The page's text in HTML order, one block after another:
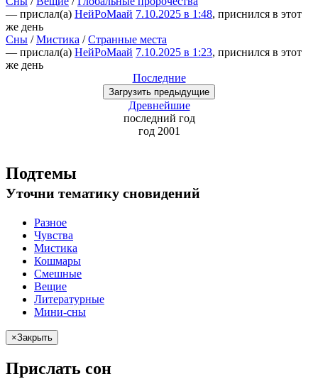
— прислал(а) НейРоМаай 7.10.2025 в 1:48, приснился в этот
же день
Сны /Мистика /Странные места
— прислал(а) НейРоМаай 7.10.2025 в 1:23, приснился в этот
же день
Последние
Загрузить предыдущие
Древнейшие
последний год
год 2001
Подтемы
Уточни тематику сновидений
Разное
Чувства
Мистика
Кошмары
Смешные
Вещие
Литературные
Мини-сны
×Закрыть
Прислать сон